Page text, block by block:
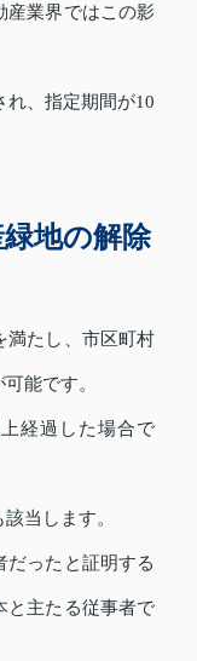
産業界ではこの影
れ、指定期間が10
地の解除
満たし、市区町村
能です。
経過した場合で
当します。
だったと証明する
と主たる従事者で